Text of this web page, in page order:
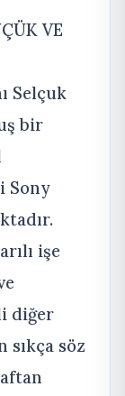
VE
Selçuk
bir
Sony
işe
diğer
sıkça söz